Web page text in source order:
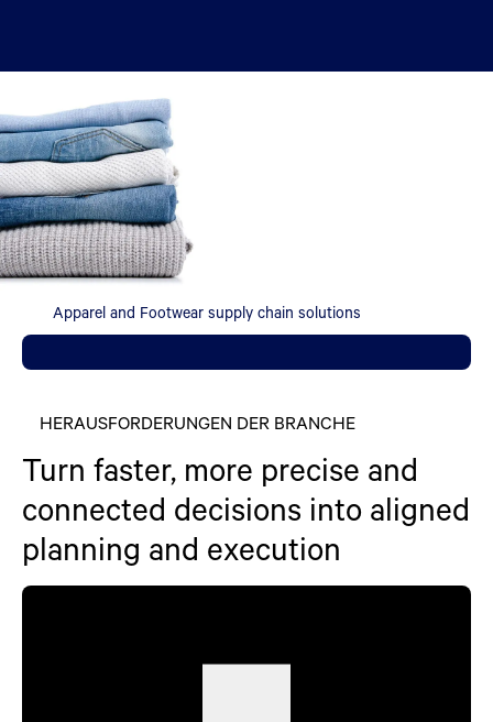
Apparel and Footwear supply chain solutions
HERAUSFORDERUNGEN DER BRANCHE
Turn faster, more precise and
connected decisions into aligned
planning and execution